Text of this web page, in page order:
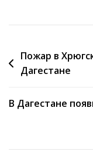
Навигация
по
Пожар в
Дагестане
В Дагестане